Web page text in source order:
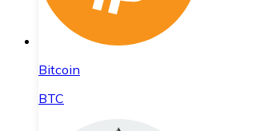
Bitcoin
BTC